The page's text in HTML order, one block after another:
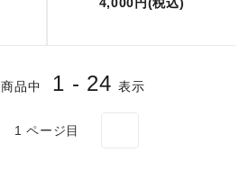
商品中 1 - 24 表示
1ページ目